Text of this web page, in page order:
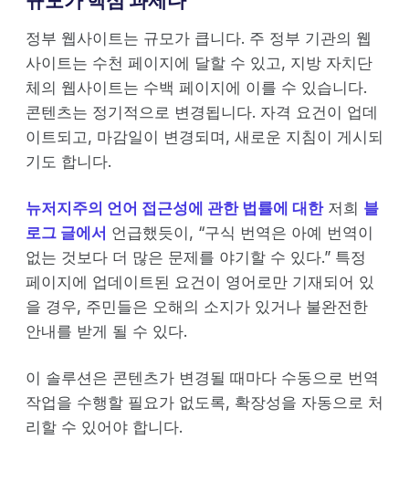
정부 웹사이트는 규모가 큽니다. 주 정부 기관의 웹
사이트는 수천 페이지에 달할 수 있고, 지방 자치단
체의 웹사이트는 수백 페이지에 이를 수 있습니다.
콘텐츠는 정기적으로 변경됩니다. 자격 요건이 업데
이트되고, 마감일이 변경되며, 새로운 지침이 게시되
기도 합니다.
뉴저지주의 언어 접근성에 관한 법률에 대한저희 블
로그 글에서 언급했듯이, “구식 번역은 아예 번역이
없는 것보다 더 많은 문제를 야기할 수 있다.” 특정
페이지에 업데이트된 요건이 영어로만 기재되어 있
을 경우, 주민들은 오해의 소지가 있거나 불완전한
안내를 받게 될 수 있다.
이 솔루션은 콘텐츠가 변경될 때마다 수동으로 번역
작업을 수행할 필요가 없도록, 확장성을 자동으로 처
리할 수 있어야 합니다.